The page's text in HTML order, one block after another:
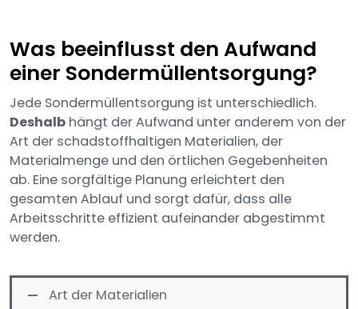
Was beeinflusst den Aufwand
einer Sondermüllentsorgung?
Jede Sondermüllentsorgung ist unterschiedlich.
Deshalb hängt der Aufwand unter anderem von der
Art der schadstoffhaltigen Materialien, der
Materialmenge und den örtlichen Gegebenheiten
ab. Eine sorgfältige Planung erleichtert den
gesamten Ablauf und sorgt dafür, dass alle
Arbeitsschritte effizient aufeinander abgestimmt
werden.
Art der Materialien